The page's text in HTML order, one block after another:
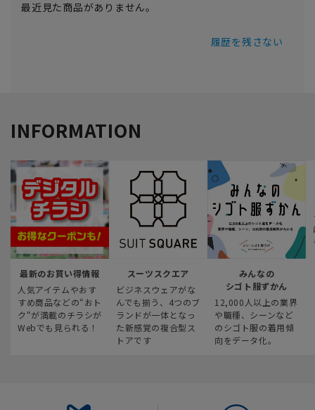
最近見た商品がありません。
履歴を残さない
INFORMATION
最新のお買い得情報
人気アイテムやおす
すめ商品などの“おト
ク“が満載のチラシが
Webでも見られる！
スーツスクエア
ビジネスウェアがな
んでも揃う、4つのブ
ランドが一体となっ
た新感覚の複合型ス
トアです
みんなの
シゴト服ずかん
12,000人以上の業界
や職種、シーンなど
のシゴト服の着用傾
向をデータ化。